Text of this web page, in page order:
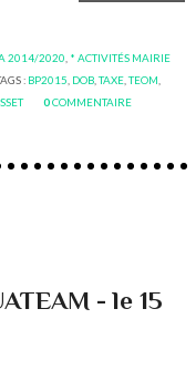
2014/2020 * ACTIVITÉS MAIRIE
: BP2015 DOB ,TAXE ,TEOM
0COMMENTAIRE
- le 15